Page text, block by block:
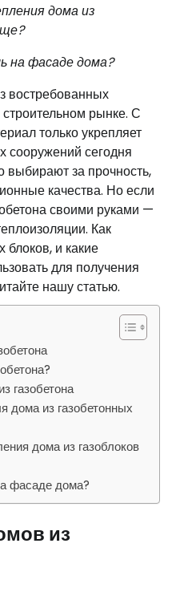
дома из
на фасаде дома?
востребованных
рынке. С
только укрепляет
сооружений сегодня
выбирают за прочность,
качества. Но если
своими руками —
Как
блоков, и какие
для получения
нашу статью.
газобетона
дома из газобетонных
дома из газоблоков
фасаде дома?
из